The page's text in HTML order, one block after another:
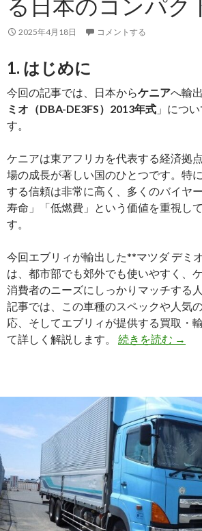
2025年4月18日 コメントする
1. はじめに
今回の記事では、日本からケニアへ輸
ミオ（DBA-DE3FS）2013年式 」につ
す。
ケニアは東アフリカを代表する経済拠
場の成長が著しい国のひとつです。特
する信頼は非常に高く、多くのバイヤ
寿命」「低燃費」という価値を重視し
す。
今回エブリィが輸出した**マツダ デミ
は、都市部でも郊外でも使いやすく、
消費者のニーズにしっかりマッチする
記事では、この車種のスペックや人気
応、そしてエブリィが提供する買取・
て詳しく解説します。 続きを読む
【輸
マ
ツ
ダ
デ
ミ
オ
（
→